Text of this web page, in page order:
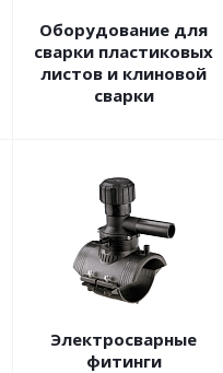
Оборудование для
сварки пластиковых
листов и клиновой
сварки
Электросварные
фитинги